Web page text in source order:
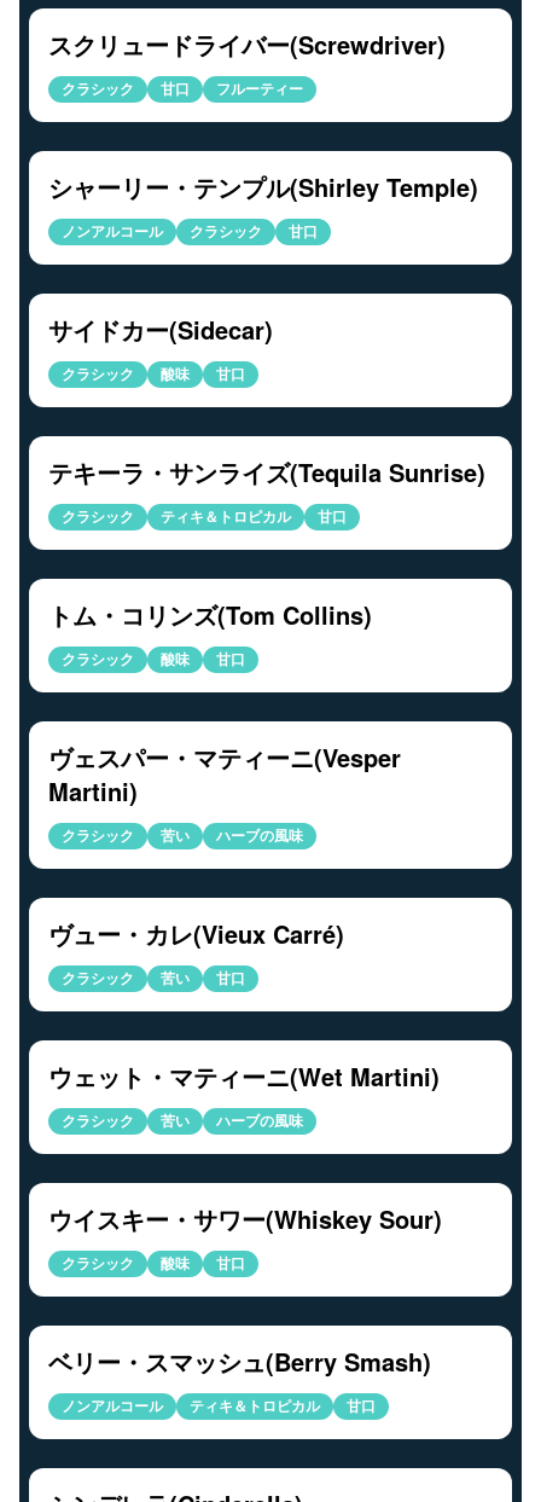
スクリュードライバー(Screwdriver)
クラシック 甘口 フルーティー
シャーリー・テンプル(Shirley Temple)
ノンアルコール クラシック 甘口
サイドカー(Sidecar)
クラシック 酸味 甘口
テキーラ・サンライズ(Tequila Sunrise)
クラシック ティキ＆トロピカル 甘口
トム・コリンズ(Tom Collins)
クラシック 酸味 甘口
ヴェスパー・マティーニ(Vesper
Martini)
クラシック 苦い ハーブの風味
ヴュー・カレ(Vieux Carré)
クラシック 苦い 甘口
ウェット・マティーニ(Wet Martini)
クラシック 苦い ハーブの風味
ウイスキー・サワー(Whiskey Sour)
クラシック 酸味 甘口
ベリー・スマッシュ(Berry Smash)
ノンアルコール ティキ＆トロピカル 甘口